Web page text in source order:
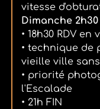
vitesse
Dimanche 2h30
• 18h30 RDV
• technique de
vieille ville
• priorité
l'Escalade
• 21h FIN